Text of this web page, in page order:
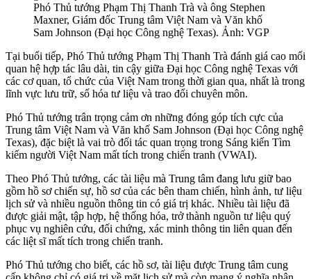
Phó Thủ tướng Phạm Thị Thanh Trà và ông Stephen
Maxner, Giám đốc Trung tâm Việt Nam và Văn khố
Sam Johnson (Đại học Công nghệ Texas). Ảnh: VGP
Tại buổi tiếp, Phó Thủ tướng Phạm Thị Thanh Trà đánh giá cao mối
quan hệ hợp tác lâu dài, tin cậy giữa Đại học Công nghệ Texas với
các cơ quan, tổ chức của Việt Nam trong thời gian qua, nhất là trong
lĩnh vực lưu trữ, số hóa tư liệu và trao đổi chuyên môn.
Phó Thủ tướng trân trọng cảm ơn những đóng góp tích cực của
Trung tâm Việt Nam và Văn khố Sam Johnson (Đại học Công nghệ
Texas), đặc biệt là vai trò đối tác quan trọng trong Sáng kiến Tìm
kiếm người Việt Nam mất tích trong chiến tranh (VWAI).
Theo Phó Thủ tướng, các tài liệu mà Trung tâm đang lưu giữ bao
gồm hồ sơ chiến sự, hồ sơ của các bên tham chiến, hình ảnh, tư liệu
lịch sử và nhiều nguồn thông tin có giá trị khác. Nhiều tài liệu đã
được giải mật, tập hợp, hệ thống hóa, trở thành nguồn tư liệu quý
phục vụ nghiên cứu, đối chứng, xác minh thông tin liên quan đến
các liệt sĩ mất tích trong chiến tranh.
Phó Thủ tướng cho biết, các hồ sơ, tài liệu được Trung tâm cung